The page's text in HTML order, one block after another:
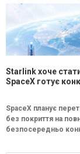
Starlink хоче
SpaceX готує
SpaceX планує
без покриття на
безпосередньо